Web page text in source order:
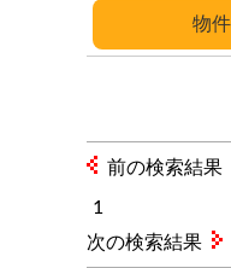
前の検索結果
1